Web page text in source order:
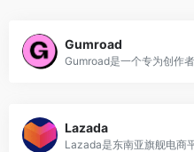
Gumroad
Lazada